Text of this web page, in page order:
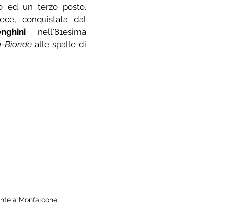
ed un terzo posto.
conquistata dal
nell'81esima
Bionde alle spalle di
a Monfalcone